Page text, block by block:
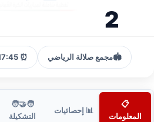
2
🏟️مجمع صلالة الرياضي ⏰ 17:45
📋
المعلومات
📊 إحصائيات
🧑‍🤝‍🧑
التشكيلة